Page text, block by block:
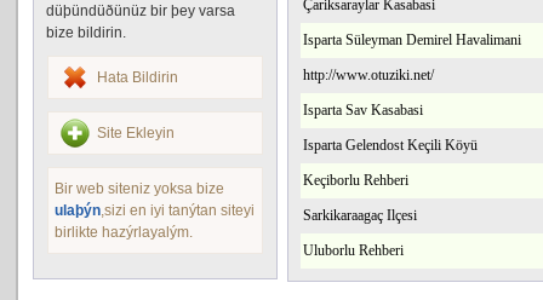
düþündüðünüz bir þey varsa
bize bildirin.
Hata Bildirin
Site Ekleyin
Bir web siteniz yoksa bize
ulaþýn,sizi en iyi tanýtan siteyi
birlikte hazýrlayalým.
Çariksaraylar Kasabasi
Isparta Süleyman Demirel Havalimani
http://www.otuziki.net/
Isparta Sav Kasabasi
Isparta Gelendost Keçili Köyü
Keçiborlu Rehberi
Sarkikaraagaç Ilçesi
Uluborlu Rehberi